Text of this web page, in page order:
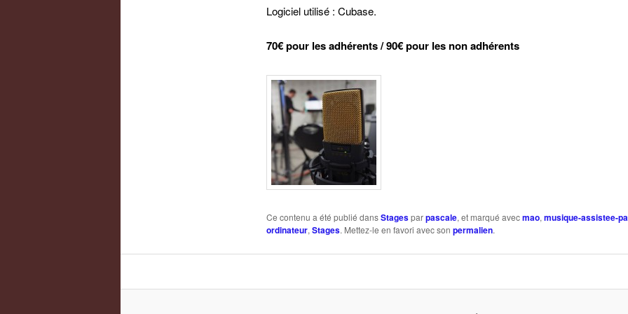
Logiciel utilisé : Cubase.
70€ pour les adhérents / 90€ pour les non adhérents
Ce contenu a été publié dansStagesparpascale, et marqué avecmao,musique-assistee-
ordinateur,Stages. Mettez-le en favori avec son permalien.